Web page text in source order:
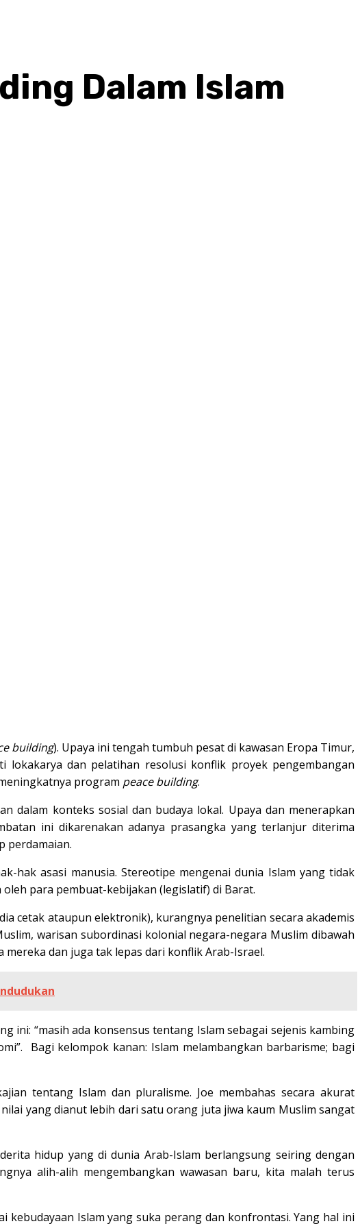
Dalam Islam
building). Upaya ini tengah tumbuh pesat di kawasan Eropa Timur,
lokakarya dan pelatihan resolusi konflik proyek pengembangan
program peace building.
dalam konteks sosial dan budaya lokal. Upaya dan menerapkan
ini dikarenakan adanya prasangka yang terlanjur diterima
perdamaian.
hak asasi manusia. Stereotipe mengenai dunia Islam yang tidak
para pembuat-kebijakan (legislatif) di Barat.
cetak ataupun elektronik), kurangnya penelitian secara akademis
warisan subordinasi kolonial negara-negara Muslim dibawah
dan juga tak lepas dari konflik Arab-Israel.
ini: “masih ada konsensus tentang Islam sebagai sejenis kambing
Bagi kelompok kanan: Islam melambangkan barbarisme; bagi
tentang Islam dan pluralisme. Joe membahas secara akurat
yang dianut lebih dari satu orang juta jiwa kaum Muslim sangat
hidup yang di dunia Arab-Islam berlangsung seiring dengan
alih-alih mengembangkan wawasan baru, kita malah terus
Islam yang suka perang dan konfrontasi. Yang hal ini